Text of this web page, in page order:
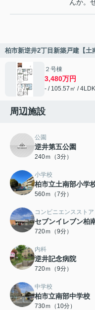
んか。
柏市新逆井2丁目新築戸建【
２号棟
3,480万円
- / 105.57㎡ / 4LDK
周辺施設
公園
逆井第五公園
240ｍ（3分）
小学校
柏市立土南部小学
560ｍ（7分）
コンビニエンスストア
セブンイレブン柏
720ｍ（9分）
内科
逆井記念病院
720ｍ（9分）
中学校
柏市立南部中学校
730ｍ（10分）